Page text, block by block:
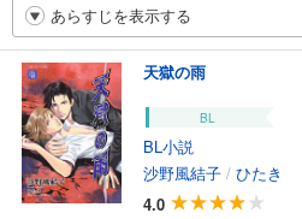
あらすじを表示する
天獄の雨
BL
BL小説
沙野風結子 / ひたき
4.0